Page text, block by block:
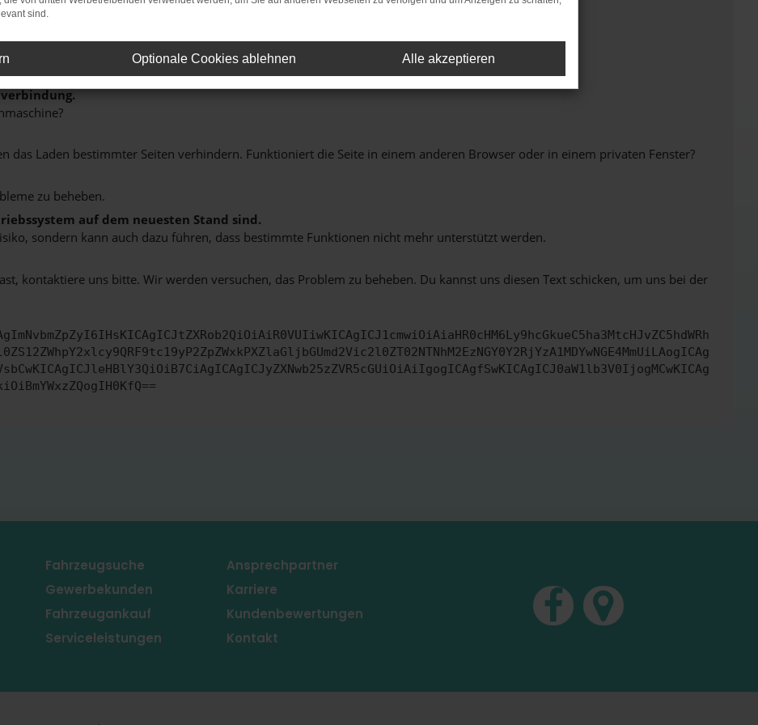
das Laden bestimmter Seiten verhindern. Funktioniert die Seite in einem anderen Browser oder in einem privaten Fenster?
zu beheben.
auf dem neuesten Stand sind.
sondern kann auch dazu führen, dass bestimmte Funktionen nicht mehr unterstützt werden.
kontaktiere uns bitte. Wir werden versuchen, das Problem zu beheben. Du kannst uns diesen Text schicken, um uns bei der
Fahrzeugsuche
Gewerbekunden
Fahrzeugankauf
Serviceleistungen
Ansprechpartner
Karriere
Kundenbewertungen
Kontakt
sind.
Optionale Cookies ablehnen Alle akzeptieren